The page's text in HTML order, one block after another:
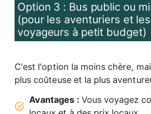
Option 3 : Bus public ou
(pour les aventuriers et les
voyageurs à petit budget)
C'est l'option la moins chère,
plus coûteuse et la plus
Avantages : Vous voyagez